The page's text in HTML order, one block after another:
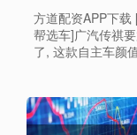
方道配资APP下载
帮选车]广汽传祺
了, 这款自主车颜